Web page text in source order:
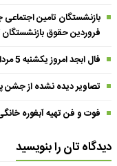
فروردین حقوق
فال ابجد امروز یکشنبه 5 مرداد 1404 | حروف ابجد از تغییرات مثبت خبر می‌دهند !
تصاویر دیده نشده از
فوت و فن تهیه آبغوره
دیدگاه تان را بنویسید